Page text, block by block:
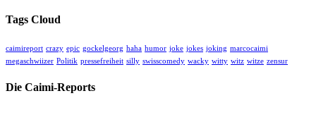
Tags Cloud
caimireport crazy epic gockelgeorg haha humor joke jokes joking marcocaimi
megaschwiizer Politik pressefreiheit silly swisscomedy wacky witty witz witze zensur
Die Caimi-Reports